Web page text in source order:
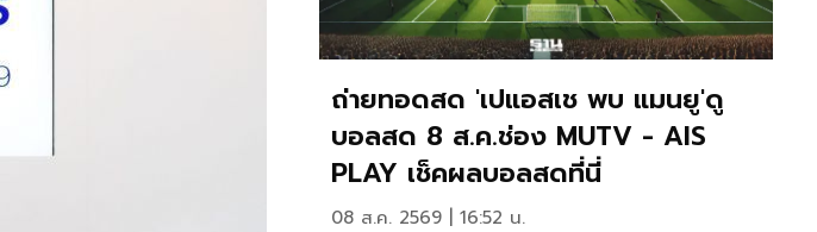
ถ่ายทอดสด 'เปแอสเช พบ แมนยู'ดู
บอลสด 8 ส.ค.ช่อง MUTV - AIS
PLAY เช็คผลบอลสดที่นี่
08 ส.ค. 2569 | 16:52 น.